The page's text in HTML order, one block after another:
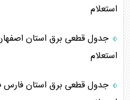
استعلام
استعلام